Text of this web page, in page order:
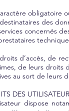
obligatoire
des
concernés
d’accès, de
de leurs droits
au sort de leurs
DES
dispose